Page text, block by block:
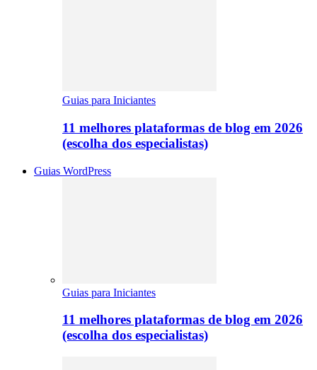
Guias para Iniciantes
11 melhores plataformas de blog em 2026
(escolha dos especialistas)
Guias WordPress
Guias para Iniciantes
11 melhores plataformas de blog em 2026
(escolha dos especialistas)